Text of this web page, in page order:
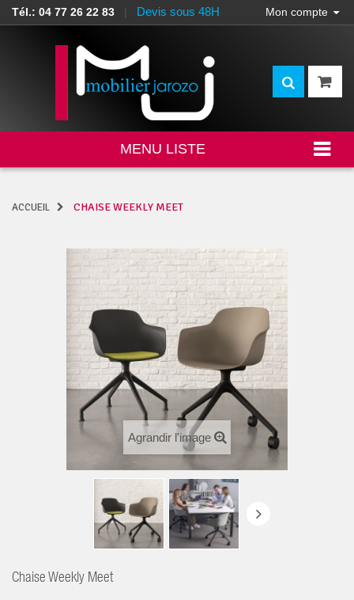
Tél.: 04 77 26 22 83 | Devis sous 48H Mon compte
MENU LISTE
ACCUEIL CHAISE WEEKLY MEET
Agrandir l'image
Chaise Weekly Meet